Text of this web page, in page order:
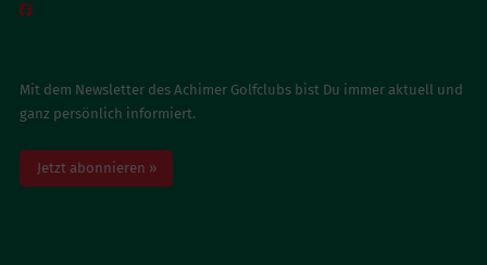

Mit dem Newsletter des Achimer Golfclubs bist Du immer aktuell und
ganz persönlich informiert.
Jetzt abonnieren »